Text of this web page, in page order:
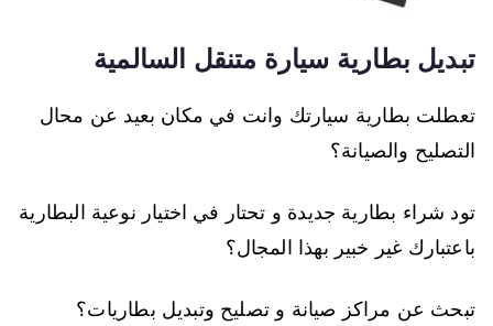
تبديل بطارية سيارة متنقل السالمية
تعطلت بطارية سيارتك وانت في مكان بعيد عن محال
التصليح والصيانة؟
تود شراء بطارية جديدة و تحتار في اختيار نوعية البطارية
باعتبارك غير خبير بهذا المجال؟
تبحث عن مراكز صيانة و تصليح وتبديل بطاريات؟